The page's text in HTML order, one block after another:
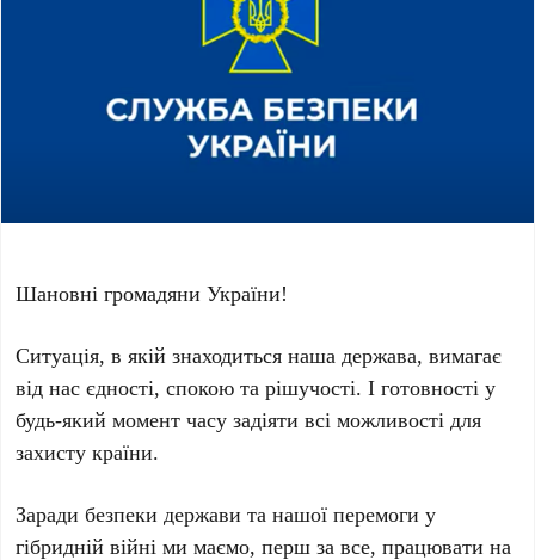
Шановні громадяни України!
Ситуація, в якій знаходиться наша держава, вимагає
від нас єдності, спокою та рішучості. І готовності у
будь-який момент часу задіяти всі можливості для
захисту країни.
Заради безпеки держави та нашої перемоги у
гібридній війні ми маємо, перш за все, працювати на